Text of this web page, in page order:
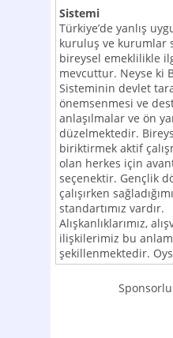
Sistemi
Türkiye’de yanlış
kuruluş ve kurumlar
bireysel emeklilikle
mevcuttur. Neyse ki
Sisteminin devlet
önemsenmesi ve
anlaşılmalar ve ön
düzelmektedir.
biriktirmek aktif
olan herkes için
seçenektir. Gençlik
çalışırken
standartımız vardır.
Alışkanlıklarımız,
ilişkilerimiz bu
şekillenmektedir.